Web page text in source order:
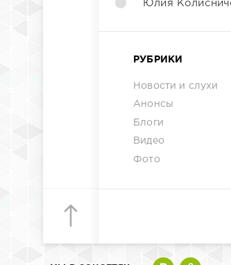
Юлия
РУБРИКИ
Новости и слухи
Анонсы
Блоги
Видео
Фото